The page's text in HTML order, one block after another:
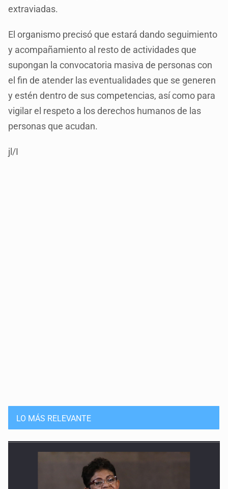
extraviadas.
El organismo precisó que estará dando seguimiento
y acompañamiento al resto de actividades que
supongan la convocatoria masiva de personas con
el fin de atender las eventualidades que se generen
y estén dentro de sus competencias, así como para
vigilar el respeto a los derechos humanos de las
personas que acudan.
jl/I
LO MÁS RELEVANTE